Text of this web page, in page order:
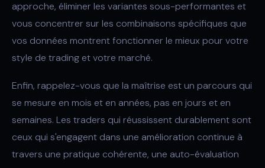
approche, éliminer les variantes sous-performantes et
vous concentrer sur les combinaisons spécifiques que
vos données montrent fonctionner le mieux pour votre
style de trading et votre marché.
Enfin, rappelez-vous que la maîtrise est un parcours qui
se mesure en mois et en années, pas en jours et en
semaines. Les traders qui réussissent durablement sont
ceux qui s'engagent dans une amélioration continue à
travers une pratique cohérente, une auto-évaluation